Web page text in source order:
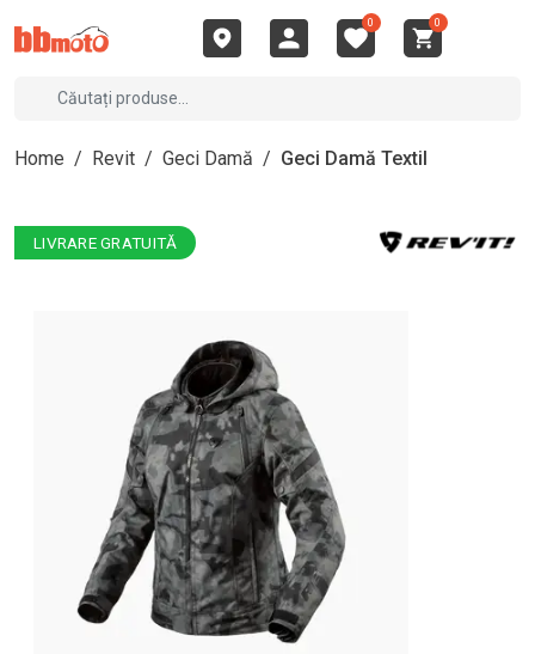
0 0
Home / Revit / Geci Damă / Geci Damă Textil
LIVRARE GRATUITĂ